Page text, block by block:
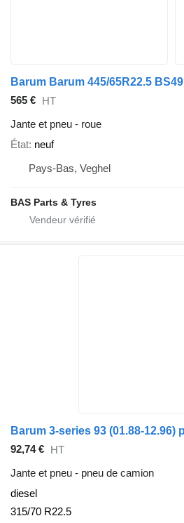
Barum Barum 445/65R22.5 BS49
565 € HT
Jante et pneu - roue
État neuf
Pays-Bas, Veghel
BAS Parts & Tyres
92,74 € HT
Jante et pneu - pneu de camion
diesel
315/70 R22.5